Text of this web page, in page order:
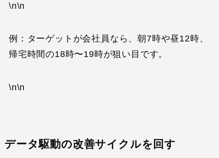
\n\n
例：ターゲットが会社員なら、朝7時や昼12時、
帰宅時間の18時〜19時が狙い目です。
\n\n
データ駆動の改善サイクルを回す